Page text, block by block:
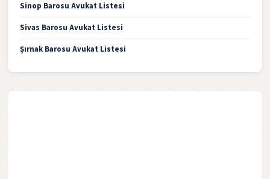
Sinop Barosu Avukat Listesi
Sivas Barosu Avukat Listesi
Şırnak Barosu Avukat Listesi